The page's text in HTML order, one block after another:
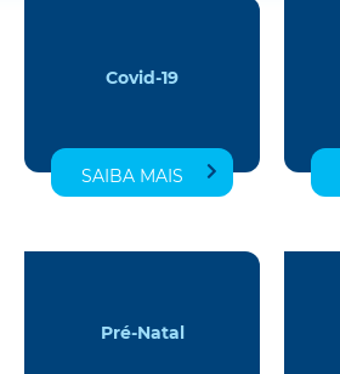
Covid-19
SAIBA MAIS
Pré-Natal